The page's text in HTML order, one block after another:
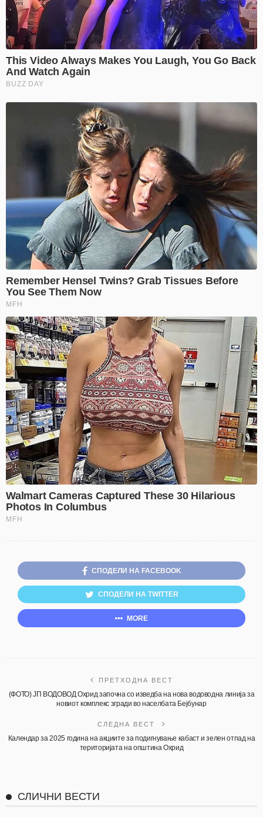
СПОДЕЛИ НА FACEBOOK
СПОДЕЛИ НА TWITTER
MORE
ПРЕТХОДНА ВЕСТ
(ФОТО) ЈП ВОДОВОД Охрид започна со изведба на нова водоводна линија за
новиот комплекс згради во населбата Бејбунар
СЛЕДНА ВЕСТ
Календар за 2025 година на акциите за подигнување кабаст и зелен отпад на
територијата на општина Охрид
СЛИЧНИ ВЕСТИ